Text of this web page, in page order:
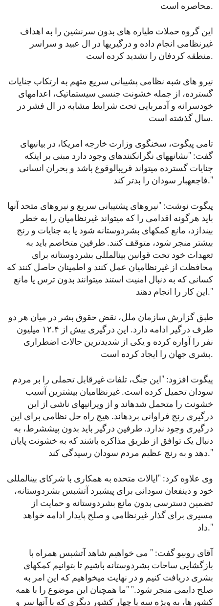
محاصره است.
این گروه حملات طیاره های بدون سرنشین را به اهداف
غیرنظامی انجام داده و درگیریها در ال عبید و سراسر
منطقه کردفان را تشدید کرده است.
نیرو های شبه نظامی پشیبانی سریع متهم به ارتکاب جنایات
گسترده، از جمله خشونت جنسی سیستماتیک، اعدامهای
خودسرانه و آدمربایی تحت شرایط مشابه در ال فشر در
سال گذشته است.
تامی پیگوت، سخنگوی وزارت خارجه امریکا، در بیانیهای
گفت: "نشانههای نگرانکنندهای وجود دارد مبنی بر اینکه
جنایات گسترده میتواند قریبالوقوع باشد و بحران انسانی
فاجعهبار سودان را بدتر کند."
پیگوت نوشت: "نیروهای پشتیبانی سریع و نیروهای متحد آنها
باید هرگونه اقدامی را که میتواند غیرنظامیان را به خطر
بیندازد، مانع کمکهای بشردوستانه شود یا به جنایات و رنج
بیشتر منجر شود، متوقف کنند. طرفین متخاصم باید به
تعهدات خود تحت قوانین بینالمللی بشردوستانه برای
محافظت از غیرنظامیان عمل کنند و اطمینان حاصل کنند که
کسانی که به دنبال امنیت استند میتوانند بدون ترس یا مانع
این کار را انجام دهند."
طبق گزارش سازمان ملل، نقض حقوق بشر در میان هر دو
طرف درگیر ادامه دارد. این درگیری بیش از ۱۲.۴ میلیون
نفر را آواره کرده و یکی از شدیدترین حالات اضطراری
بشری جهان را ایجاد کرده است.
پیگوت افزود: "این جنگ، تلفات غیرقابل تحملی را بر مردم
سودان تحمیل کرده است. غیرنظامیان بیشترین آسیب
خشونت را متحمل شدهاند و از ویرانیهای ناشی از این
درگیری رنج فراوانی بردهاند. هیچ راه حل نظامی برای این
درگیری وجود ندارد. طرفین درگیر باید بدون پیششرط، به
دنبال یک توافق از طریق مذاکره باشند که به خشونت پایان
دهد و به رنج عظیم مردم سودان رسیدگی کند."
وی علاوه کرد: "ایالات متحده به همکاری با شرکای بینالمللی
خود و ذینفعان سودانی برای پیشبرد آتشبس بشردوستانه،
تضمین دسترسی بدون مانع بشردوستانه و حمایت از
مسیری برای گذار غیرنظامی و صلح پایدار ادامه خواهد
داد."
آقای روبیو گفت: " می خواهیم شاهد آتشبس همراه با
بازگشایی ساحات بشردوستانه باشیم تا بتوانیم کمکهای
بشری دریافت کنیم و در نهایت میخواهیم که این امر به
صلح دایمی منجر شود." "ما همچنان این موضوع را با همه
کشورها، به ویژه سه یا چهار کشور دیگری که با آنها سر و